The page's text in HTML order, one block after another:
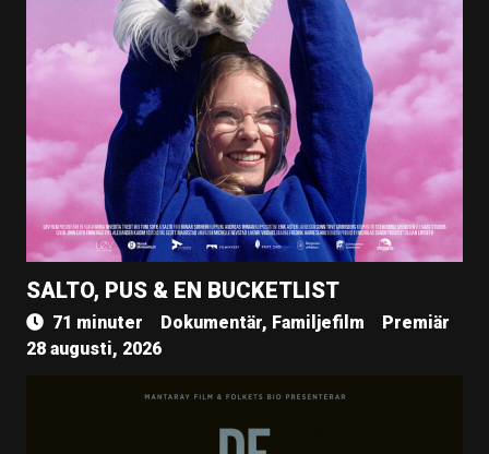
SALTO, PUS & EN BUCKETLIST
71 minuter Dokumentär, Familjefilm
Premiär
28 augusti, 2026